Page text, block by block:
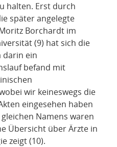
halten. Erst durch
später angelegte
Borchardt im
(9) hat sich die
darin ein
befand mit
wir keineswegs die
eingesehen haben
Namens waren
Übersicht über Ärzte in
zeigt (10).